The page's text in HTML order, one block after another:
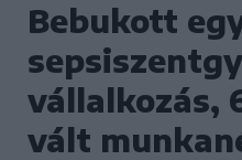
Bebukott
vállalkozás,
vált